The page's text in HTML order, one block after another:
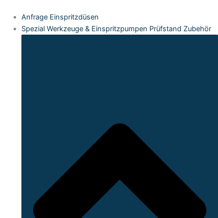
Anfrage Einspritzdüsen
Spezial Werkzeuge & Einspritzpumpen Prüfstand Zubehör